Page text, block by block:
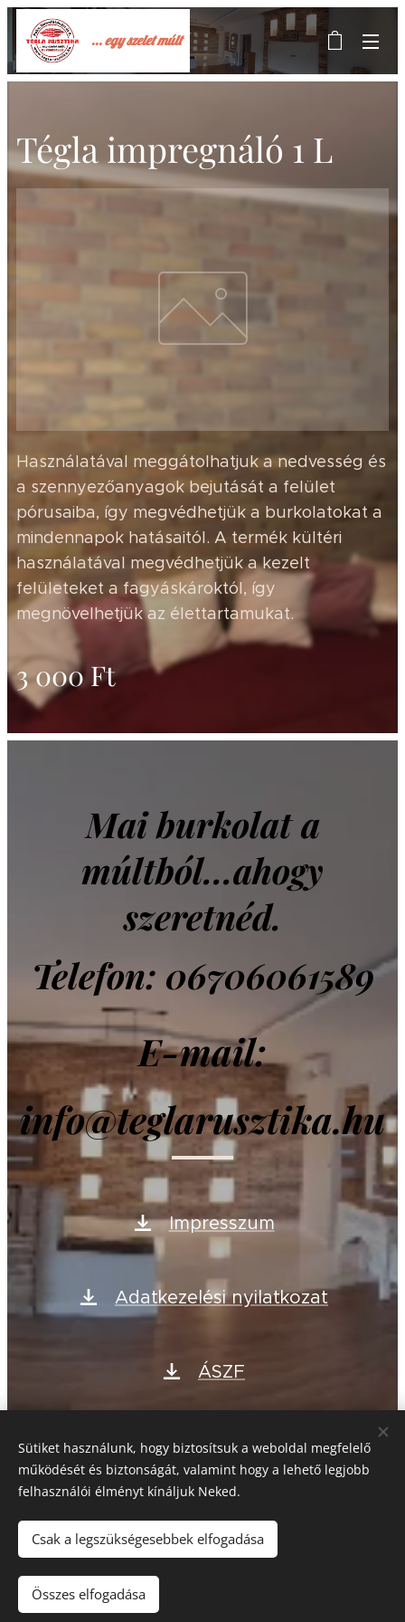
... egy szelet múlt
Tégla impregnáló 1 L
Használatával meggátolhatjuk a nedvesség és
a szennyezőanyagok bejutását a felület
pórusaiba, így megvédhetjük a burkolatokat a
mindennapok hatásaitól. A termék kültéri
használatával megvédhetjük a kezelt
felületeket a fagyáskároktól, így
megnövelhetjük az élettartamukat.
3 000Ft
Mai burkolat a
múltból...ahogy
szeretnéd.
Telefon: 06706061589
E-mail:
info@teglarusztika.hu
Impresszum
Adatkezelési nyilatkozat
ÁSZF
Sütik
Sütik
Sütiket használunk, hogy biztosítsuk a weboldal megfelelő
működését és biztonságát, valamint hogy a lehető legjobb
felhasználói élményt kínáljuk Neked.
Csak a legszükségesebbek elfogadása
Összes elfogadása